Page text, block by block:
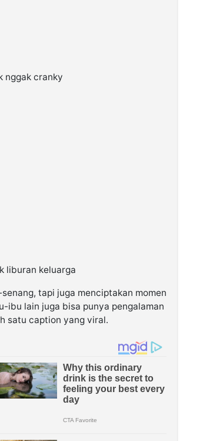
nggak cranky
liburan keluarga
tapi juga menciptakan momen
ibu lain juga bisa punya pengalaman
satu caption yang viral.